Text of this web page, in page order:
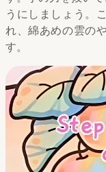
うにしましょう。
れ、綿あめの雲の
す。